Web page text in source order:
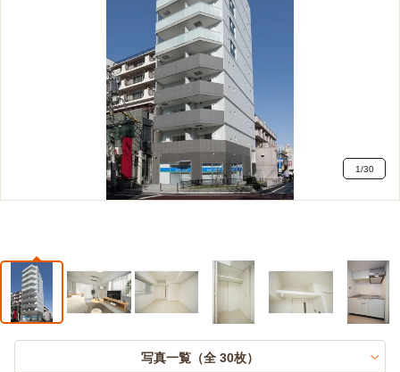
1/30
写真一覧（全 30枚）